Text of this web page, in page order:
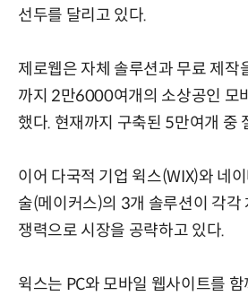
선두를 달리고 있다.
제로웹은 자체 솔루션과 무료 제작
까지 2만6000여개의 소상공인 모
했다. 현재까지 구축된 5만여개 중
이어 다국적 기업 윅스(WIX)와 네
술(메이커스)의 3개 솔루션이 각각
쟁력으로 시장을 공략하고 있다.
윅스는 PC와 모바일 웹사이트를